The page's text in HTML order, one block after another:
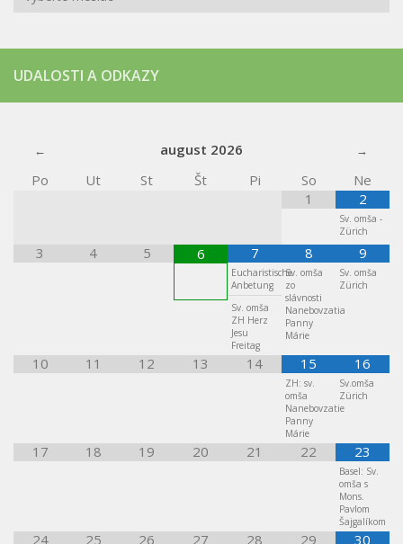
UDALOSTI A ODKAZY
august 2026
Po
Ut St Št Pi So
Ne
1
2
Sv. omša -
Zürich
3 4 5 6 7
Eucharistische
Anbetung
Sv. omša
ZH Herz
Jesu
Freitag
8
Sv. omša
zo
slávnosti
Nanebovzatia
Panny
Márie
9
Sv. omša
Zürich
10 11 12 13 14 15
ZH: sv.
omša
Nanebovzatie
Panny
Márie
16
Sv.omša
Zürich
17 18 19 20 21 22 23
Basel: Sv.
omša s
Mons.
Pavlom
Šajgalíkom
24 25 26 27 28 29 30